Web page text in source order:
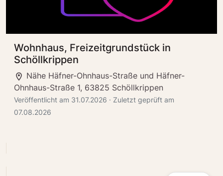
Wohnhaus, Freizeitgrundstück in
Schöllkrippen
Nähe Häfner-Ohnhaus-Straße und Häfner-
Ohnhaus-Straße 1, 63825 Schöllkrippen
Veröffentlicht am 31.07.2026 · Zuletzt geprüft am
07.08.2026